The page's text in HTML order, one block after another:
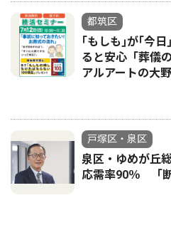
都筑区
｢もしも｣が｢今
ると安心「葬儀
アルアートの大
戸塚区・泉区
泉区・ゆめが丘
応需率90％ 「